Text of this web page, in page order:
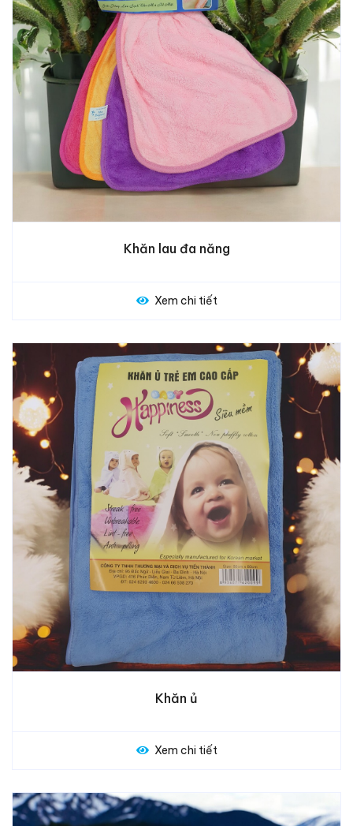
Khăn lau đa năng
Xem chi tiết
Khăn ủ
Xem chi tiết